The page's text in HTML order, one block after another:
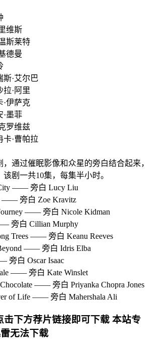
斯
特
曼
尔巴
里
克
菲
兹
帕拉
过催眠影像和众星的旁白结合起来，
剧一共10集，每集半小时。
—— 旁白 Lucy Liu
旁白 Zoe Kravitz
—— 旁白 Nicole Kidman
白 Cillian Murphy
Trees —— 旁白 Keanu Reeves
—— 旁白 Idris Elba
白 Oscar Isaac
—— 旁白 Kate Winslet
—— 旁白 Priyanka Chopra Jones
of Life —— 旁白 Mahershala Ali
击下方荐片链接即可下载 本站专
无法下载